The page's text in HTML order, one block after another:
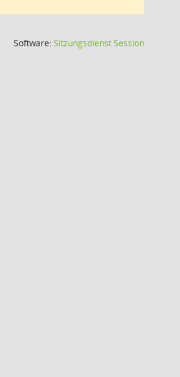
Software:SitzungsdienstSession(Wird in